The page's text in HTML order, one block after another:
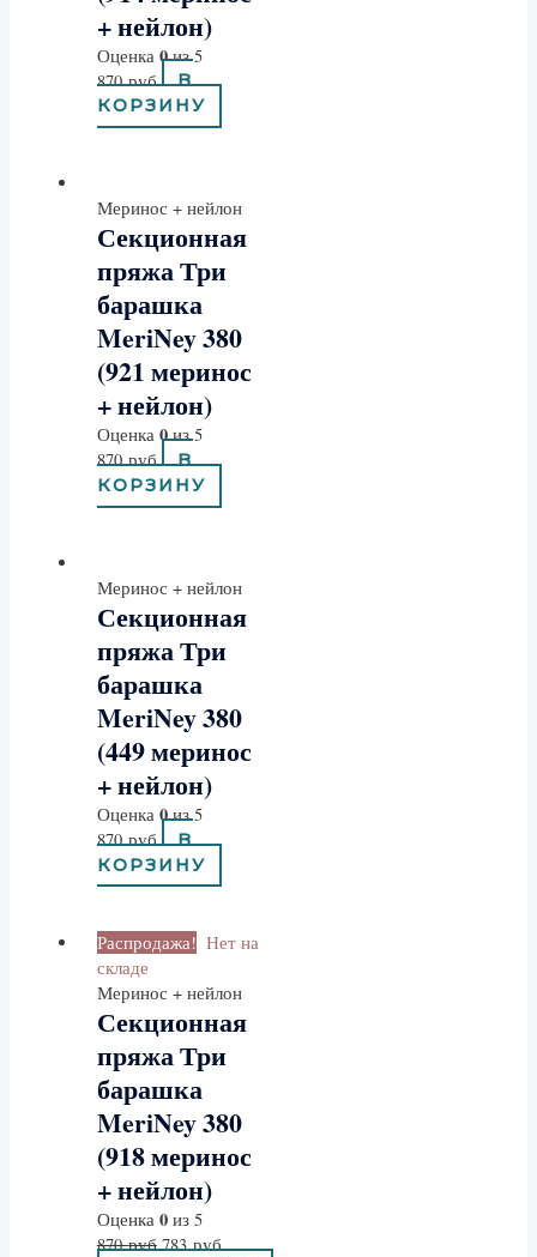
+ нейлон)
Оценка 0из 5
870руб
В
КОРЗИНУ
Меринос + нейлон
Секционная
пряжа Три
барашка
MeriNey 380
(921 меринос
+ нейлон)
Оценка 0из 5
870руб
В
КОРЗИНУ
Меринос + нейлон
Секционная
пряжа Три
барашка
MeriNey 380
(449 меринос
+ нейлон)
Оценка 0из 5
870руб
В
КОРЗИНУ
Распродажа! Нет на
складе
Меринос + нейлон
Секционная
пряжа Три
барашка
MeriNey 380
(918 меринос
+ нейлон)
Оценка 0из 5
870руб 783руб